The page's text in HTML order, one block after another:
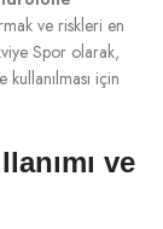
ve riskleri en
Spor olarak,
için
ve